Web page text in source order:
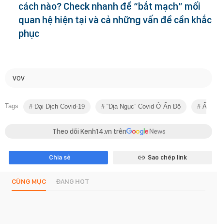
cách nào? Check nhanh để “bắt mạch” mối
quan hệ hiện tại và cả những vấn đề cần khắc
phục
VOV
Tags Đại Dịch Covid-19 “Địa Ngục” Covid Ở Ấn Độ Ấn
Theo dõi Kenh14.vn trên
Chia sẻ Sao chép link
CÙNG MỤC ĐANG HOT